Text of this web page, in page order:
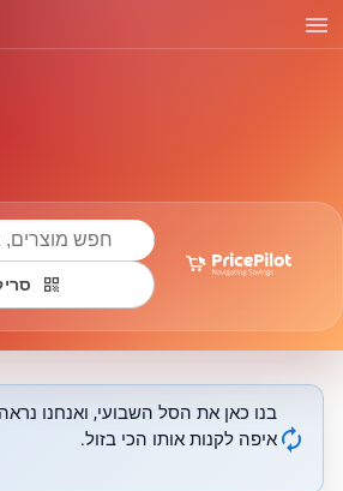
menu
qr_code
autorenew
בנו כאן את הסל השבועי, ואנחנו
איפה לקנות אותו הכי בזול.